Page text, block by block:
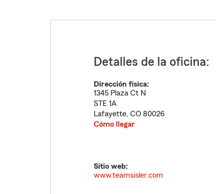
Detalles de la oficina:
Dirección física:
1345 Plaza Ct N
STE 1A
Lafayette, CO 80026
Cómo llegar
Sitio web:
www.teamsisler.com